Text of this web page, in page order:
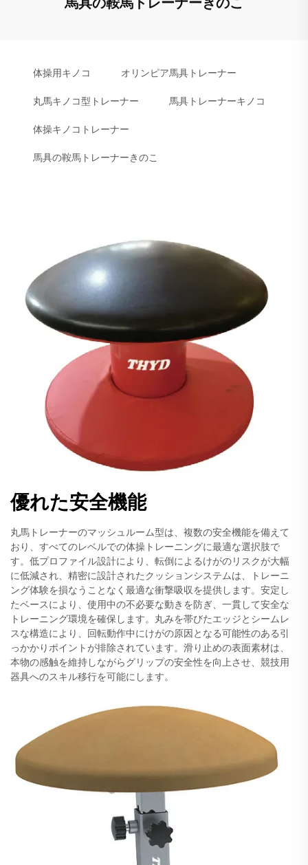
体操用キノコ オリンピア馬具トレーナー
丸馬キノコ型トレーナー 馬具トレーナーキノコ
体操キノコトレーナー
馬具の鞍馬トレーナーきのこ
優れた安全機能
丸馬トレーナーのマッシュルーム型は、複数の安全機能を備えて
おり、すべてのレベルでの体操トレーニングに最適な選択肢で
す。低プロファイル設計により、転倒によるけがのリスクが大幅
に低減され、精密に設計されたクッションシステムは、トレーニ
ング体験を損なうことなく最適な衝撃吸収を提供します。安定し
たベースにより、使用中の不必要な動きを防ぎ、一貫して安全な
トレーニング環境を確保します。丸みを帯びたエッジとシームレ
スな構造により、回転動作中にけがの原因となる可能性のある引
っかかりポイントが排除されています。滑り止めの表面素材は、
本物の感触を維持しながらグリップの安全性を向上させ、競技用
器具へのスキル移行を可能にします。